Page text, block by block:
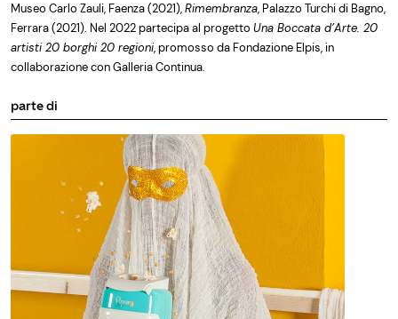
Museo Carlo Zauli, Faenza (2021),Rimembranza, Palazzo Turchi di Bagno,
Ferrara (2021). Nel 2022 partecipa al progetto Una Boccata d’Arte. 20
artisti 20 borghi 20 regioni, promosso da Fondazione Elpis, in
collaborazione con Galleria Continua.
parte di